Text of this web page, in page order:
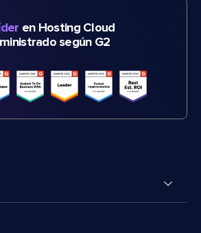
en Hosting Cloud
según G2